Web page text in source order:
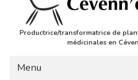
Productrice/transformatrice de
médicinales en
Menu